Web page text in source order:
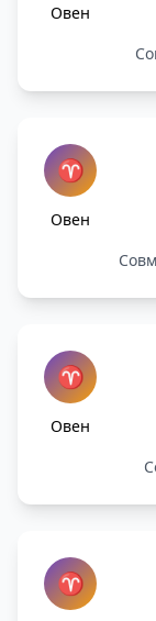
Овен
♈
Овен
♈
Овен
♈